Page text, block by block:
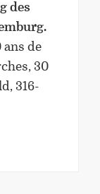
des
ans de
30
316-